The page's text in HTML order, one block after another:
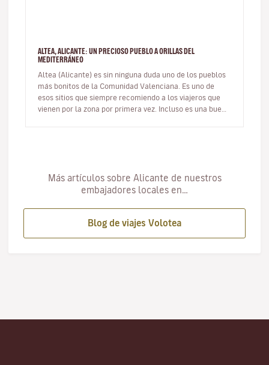
ALTEA, ALICANTE: UN PRECIOSO PUEBLO A ORILLAS DEL
MEDITERRÁNEO
Altea (Alicante) es sin ninguna duda uno de los pueblos
más bonitos de la Comunidad Valenciana. Es uno de
esos sitios que siempre recomiendo a los viajeros que
vienen por la zona por primera vez. Incluso es una buena
Más artículos sobre Alicante de nuestros
embajadores locales en…
Blog de viajes Volotea